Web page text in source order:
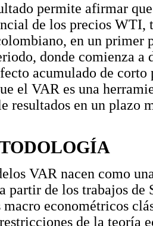
permite afirmar
de los precios WTI,
en un primer
donde comienza
acumulado de corto
el VAR es una
resultados en un plazo
VAR nacen como
partir de los trabajos
econométricos
de la teoría